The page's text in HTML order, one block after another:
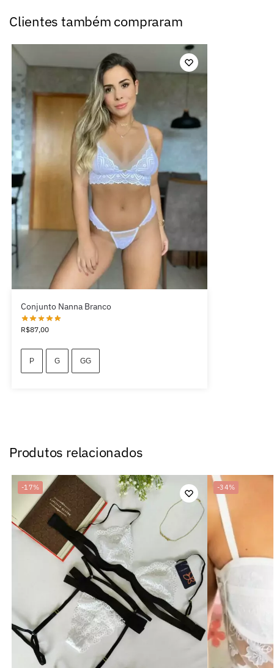
Clientes também compraram
Conjunto Nanna Branco
R$87,00
P G GG
Produtos relacionados
-17% -34%